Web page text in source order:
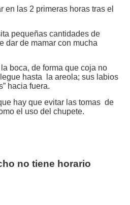
en las 2 primeras horas tras el
pequeñas cantidades de
dar de mamar con mucha
boca, de forma que coja no
hasta la areola; sus labios
hacia fuera.
hay que evitar las tomas de
el uso del chupete.
tiene horario